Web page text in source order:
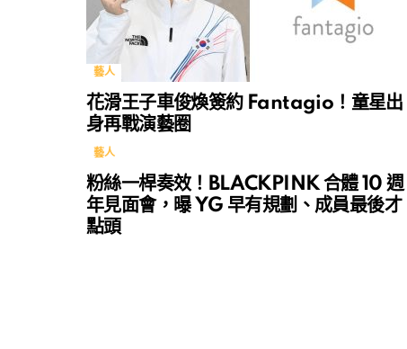
藝人
花滑王子車俊煥簽約 Fantagio！童星出
身再戰演藝圈
藝人
粉絲一桿奏效！BLACKPINK 合體 10 週
年見面會，曝 YG 早有規劃、成員最後才
點頭